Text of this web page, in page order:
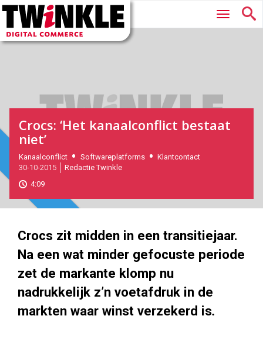
Twinkle
Digital
Commerce
Hoofdmenu
Crocs: ‘Het kanaalconflict bestaat
niet’
2015-
10-
30T12:27:00
2017-
11-
Kanaalconflict Softwareplatforms
Klantcontact
30-10-2015
Redactie Twinkle
4:09
Magazine
Crocs zit midden in een transitiejaar.
Na een wat minder gefocuste periode
zet de markante klomp nu
nadrukkelijk z’n voetafdruk in de
markten waar winst verzekerd is.